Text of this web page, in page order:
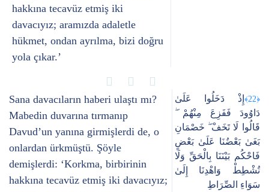
hakkına tecavüz etmiş iki
davacıyız; aramızda adaletle
hükmet, ondan ayrılma, bizi doğru
yola çıkar.’
Sana davacıların haberi ulaştı mı?
Mabedin duvarına tırmanıp
Davud’un yanına girmişlerdi de, o
onlardan ürkmüştü. Şöyle
demişlerdi: ‘Korkma, birbirinin
hakkına tecavüz etmiş iki davacıyız;
﴿22﴾
إِذْ دَخَلُوا عَلَىٰ
دَاوُودَ فَفَزِعَ مِنْهُمْ ۖ
قَالُوا لَا تَخَفْ ۖ خَصْمَانِ
بَغَىٰ بَعْضُنَا عَلَىٰ بَعْضٍ
فَاحْكُم بَيْنَنَا بِالْحَقِّ وَلَا
تُشْطِطْ وَاهْدِنَا إِلَىٰ
سَوَاءِ الصِّرَاطِ